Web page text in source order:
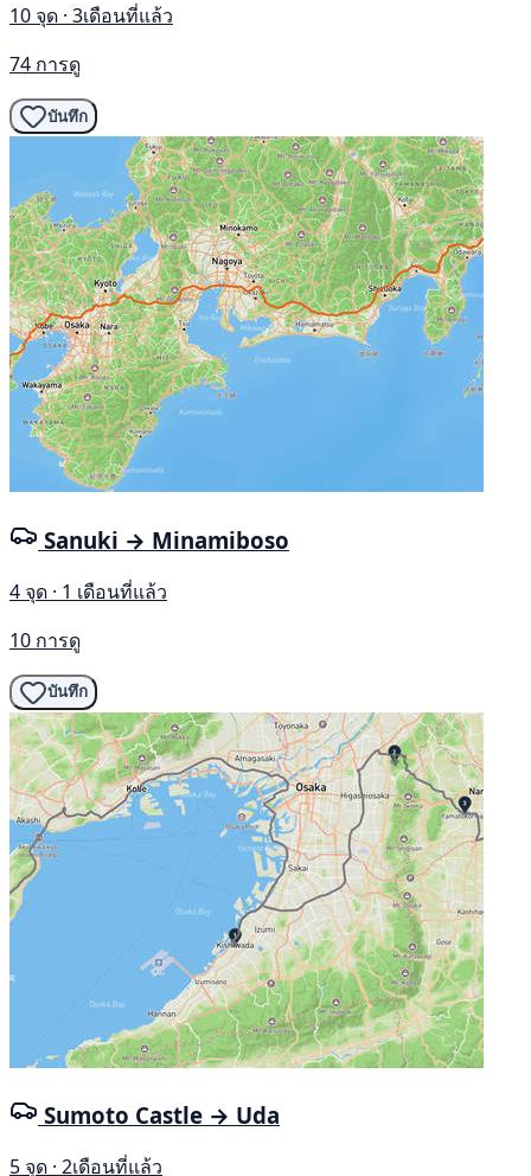
10 จุด · 3เดือนที่แล้ว
74 การดู
บันทึก
Sanuki → Minamiboso
4 จุด · 1 เดือนที่แล้ว
10 การดู
บันทึก
Sumoto Castle → Uda
5 จุด · 2เดือนที่แล้ว